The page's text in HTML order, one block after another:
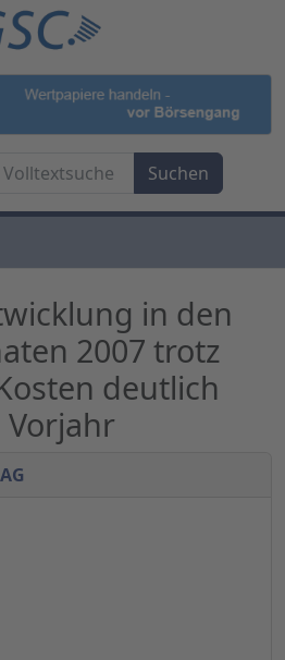
in den
2007 trotz
deutlich
Vorjahr